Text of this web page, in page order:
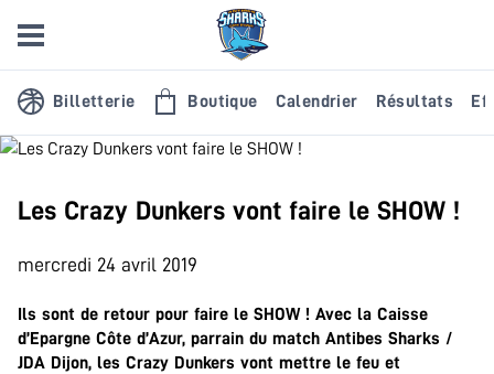
Billetterie Boutique Calendrier Résultats
Les Crazy Dunkers vont faire le SHOW !
mercredi 24 avril 2019
Ils sont de retour pour faire le SHOW ! Avec la Caisse
d’Epargne Côte d’Azur, parrain du match Antibes Sharks /
JDA Dijon, les Crazy Dunkers vont mettre le feu et